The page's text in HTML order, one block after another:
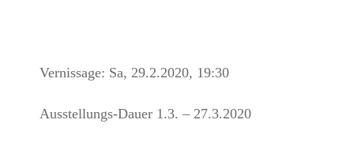
Vernissage: Sa, 29.2.2020, 19:30
Ausstellungs-Dauer 1.3. – 27.3.2020